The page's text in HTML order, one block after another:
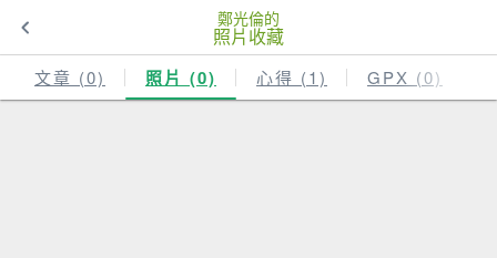
鄭光倫的
照片收藏
文章 (0) 照片 (0) 心得 (1) GPX (0)